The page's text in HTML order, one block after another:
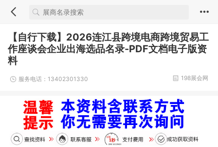
【自行下载】2026连江县跨境电商跨境贸易工
作座谈会企业出海选品名录-PDF文档电子版资
料
服务电话：13402301330 198展会网